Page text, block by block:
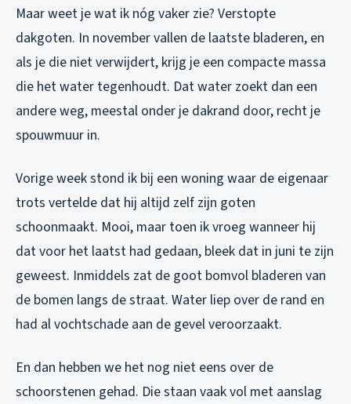
Maar weet je wat ik nóg vaker zie? Verstopte
dakgoten. In november vallen de laatste bladeren, en
als je die niet verwijdert, krijg je een compacte massa
die het water tegenhoudt. Dat water zoekt dan een
andere weg, meestal onder je dakrand door, recht je
spouwmuur in.
Vorige week stond ik bij een woning waar de eigenaar
trots vertelde dat hij altijd zelf zijn goten
schoonmaakt. Mooi, maar toen ik vroeg wanneer hij
dat voor het laatst had gedaan, bleek dat in juni te zijn
geweest. Inmiddels zat de goot bomvol bladeren van
de bomen langs de straat. Water liep over de rand en
had al vochtschade aan de gevel veroorzaakt.
En dan hebben we het nog niet eens over de
schoorstenen gehad. Die staan vaak vol met aanslag